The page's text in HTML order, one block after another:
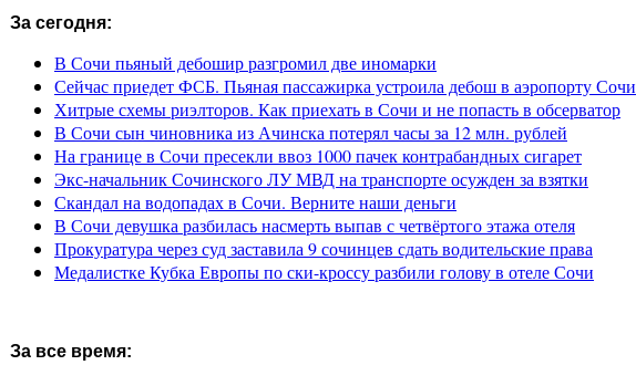
За сегодня:
В Сочи пьяный дебошир разгромил две иномарки
Сейчас приедет ФСБ. Пьяная пассажирка устроила дебош в аэропорту Сочи
Хитрые схемы риэлторов. Как приехать в Сочи и не попасть в обсерватор
В Сочи сын чиновника из Ачинска потерял часы за 12 млн. рублей
На границе в Сочи пресекли ввоз 1000 пачек контрабандных сигарет
Экс-начальник Сочинского ЛУ МВД на транспорте осужден за взятки
Скандал на водопадах в Сочи. Верните наши деньги
В Сочи девушка разбилась насмерть выпав с четвёртого этажа отеля
Прокуратура через суд заставила 9 сочинцев сдать водительские права
Медалистке Кубка Европы по ски-кроссу разбили голову в отеле Сочи
За все время: